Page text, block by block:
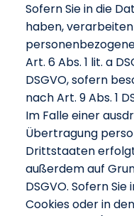
Sofern Sie in die
haben,
Art. 6 Abs. 1 lit. a
DSGVO, sofern
nach Art. 9 Abs. 1
Im Falle einer
Übertragung
Drittstaaten
außerdem auf
DSGVO. Sofern
Cookies oder in